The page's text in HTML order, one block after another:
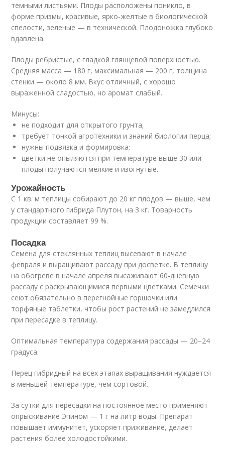
темными листьями. Плоды расположены поникло, в
форме призмы, красивые, ярко-желтые в биологической
спелости, зеленые — в технической. Плодоножка глубоко
вдавлена.
Плоды ребристые, с гладкой глянцевой поверхностью.
Средняя масса — 180 г, максимальная — 200 г, толщина
стенки — около 8 мм. Вкус отличный, с хорошо
выраженной сладостью, но аромат слабый.
Минусы:
не подходит для открытого грунта;
требует тонкой агротехники и знаний биологии перца;
нужны подвязка и формировка;
цветки не опыляются при температуре выше 30 или
плоды получаются мелкие и изогнутые.
Урожайность
С 1 кв. м теплицы собирают до 20 кг плодов — выше, чем
у стандартного гибрида Плутон, на 3 кг. Товарность
продукции составляет 99 %.
Посадка
Семена для стеклянных теплиц высевают в начале
февраля и выращивают рассаду при досветке. В теплицу
на обогреве в начале апреля высаживают 60-дневную
рассаду с раскрывающимися первыми цветками. Семечки
сеют обязательно в перегнойные горшочки или
торфяные таблетки, чтобы рост растений не замедлился
при пересадке в теплицу.
Оптимальная температура содержания рассады — 20–24
градуса.
Перец гибридный на всех этапах выращивания нуждается
в меньшей температуре, чем сортовой.
За сутки для пересадки на постоянное место применяют
опрыскивание Эпином — 1 г на литр воды. Препарат
повышает иммунитет, ускоряет приживание, делает
растения более холодостойкими.